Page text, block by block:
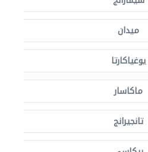
ميدان
يوغياكارتا
ماكاسار
تانجيرانج